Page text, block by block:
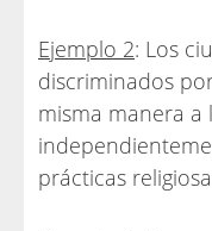
Ejemplo 2: Los
discriminados
misma manera a
prácticas